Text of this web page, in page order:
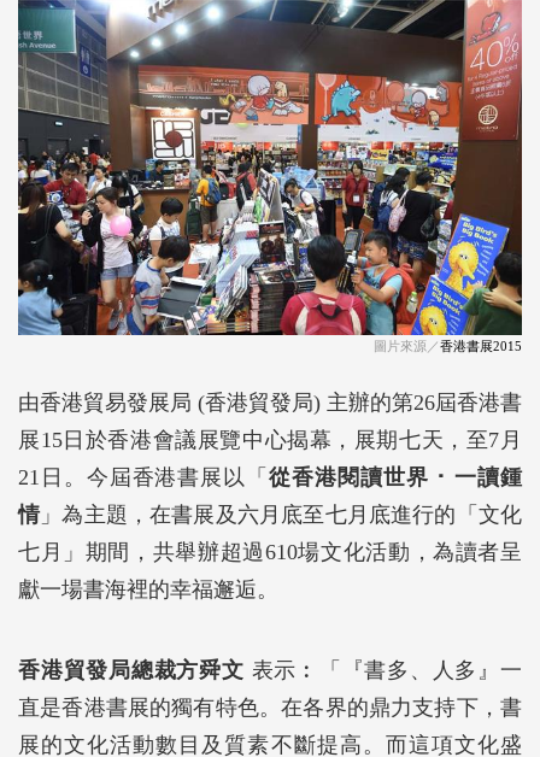
圖片來源／香港書展2015
由香港貿易發展局 (香港貿發局) 主辦的第26屆香港書
展15日於香港會議展覽中心揭幕，展期七天，至7月
21日。今屆香港書展以「從香港閱讀世界 ･ 一讀鍾
情」為主題，在書展及六月底至七月底進行的「文化
七月」期間，共舉辦超過610場文化活動，為讀者呈
獻一場書海裡的幸福邂逅。
香港貿發局總裁方舜文 表示︰「『書多、人多』一
直是香港書展的獨有特色。在各界的鼎力支持下，書
展的文化活動數目及質素不斷提高。而這項文化盛